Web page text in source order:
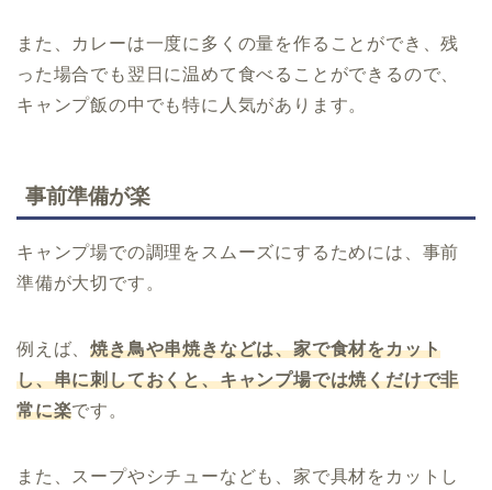
また、カレーは一度に多くの量を作ることができ、残
った場合でも翌日に温めて食べることができるので、
キャンプ飯の中でも特に人気があります。
事前準備が楽
キャンプ場での調理をスムーズにするためには、事前
準備が大切です。
例えば、焼き鳥や串焼きなどは、家で食材をカット
し、串に刺しておくと、キャンプ場では焼くだけで非
常に楽です。
また、スープやシチューなども、家で具材をカットし